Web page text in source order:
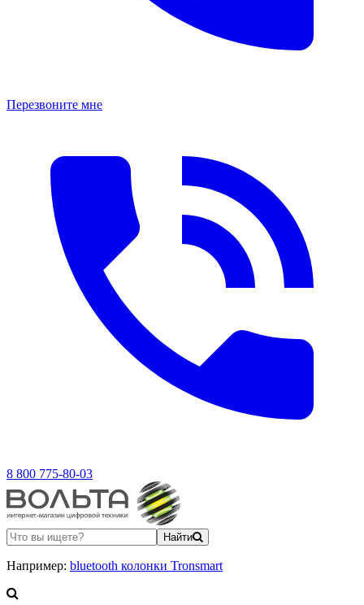
Перезвоните мне
8 800 775-80-03
Найти
Например: bluetooth колонки Tronsmart